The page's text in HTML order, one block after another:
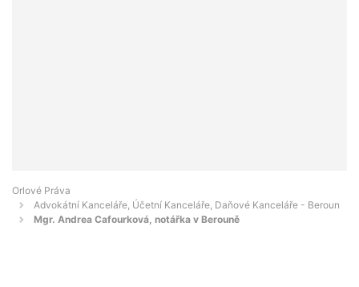
Orlové Práva
Advokátní Kanceláře, Účetní Kanceláře, Daňové Kanceláře - Beroun
Mgr. Andrea Cafourková, notářka v Berouně